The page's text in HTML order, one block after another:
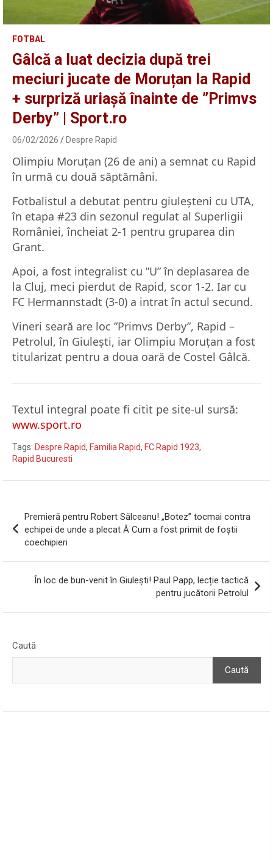
FOTBAL
Gâlcă a luat decizia după trei
meciuri jucate de Moruțan la Rapid
+ surpriză uriașă înainte de ”Primvs
Derby” | Sport.ro
06/02/2026 Despre Rapid
Olimpiu Moruțan (26 de ani) a semnat cu Rapid
în urmă cu două săptămâni.
Fotbalistul a debutat pentru giuleșteni cu UTA,
în etapa #23 din sezonul regulat al Superligii
României, încheiat 2-1 pentru gruparea din
Grant.
Apoi, a fost integralist cu ”U” în deplasarea de
la Cluj, meci pierdut de Rapid, scor 1-2. Iar cu
FC Hermannstadt (3-0) a intrat în actul secund.
Vineri seară are loc ”Primvs Derby”, Rapid –
Petrolul, în Giulești, iar Olimpiu Moruțan a fost
titularizat pentru a doua oară de Costel Gâlcă.
Textul integral poate fi citit pe site-ul sursă:
www.sport.ro
Tags: Despre Rapid, Familia Rapid, FC Rapid 1923,
Rapid Bucuresti
în
articole
Premieră pentru Robert Sălceanu! „Botez” tocmai contra
echipei de unde a plecat Ă Cum a fost primit de foștii
coechipieri
În loc de bun-venit în Giulești! Paul Papp, lecție tactică
pentru jucătorii Petrolul
Caută
Caută